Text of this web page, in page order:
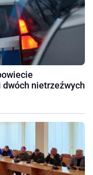
nietrzeźwych